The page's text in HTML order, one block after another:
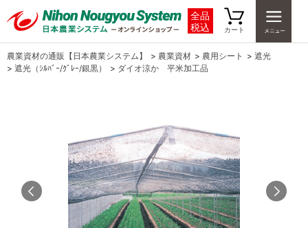
全品
税込
カート
農業資材の通販【日本農業システム】 > 農業資材 > 農用シート > 遮光
> 遮光（ｼﾙﾊﾞｰ/ｸﾞﾚｰ/銀黒） > ダイオ涼か 平米加工品